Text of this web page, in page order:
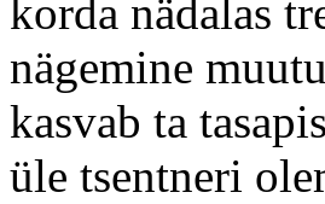
korda nädalas
nägemine
kasvab ta
üle tsentneri